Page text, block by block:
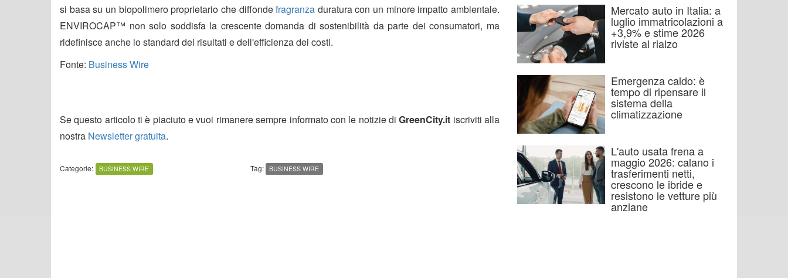
si basa su un biopolimero proprietario che diffondefragranza duratura con un minore impatto ambientale.
ENVIROCAP™ non solo soddisfa la crescente domanda di sostenibilità da parte dei consumatori, ma
ridefinisce anche lo standard dei risultati e dell'efficienza dei costi.
Fonte: Business Wire
Se questo articolo ti è piaciuto e vuoi rimanere sempre informato con le notizie diGreenCity.it iscriviti alla
nostra Newsletter gratuita.
Categorie: BUSINESS WIRE Tag: BUSINESS WIRE
Mercato auto in Italia: a
luglio immatricolazioni a
+3,9% e stime 2026
riviste al rialzo
Emergenza caldo: è
tempo di ripensare il
sistema della
climatizzazione
L'auto usata frena a
maggio 2026: calano i
trasferimenti netti,
crescono le ibride e
resistono le vetture più
anziane